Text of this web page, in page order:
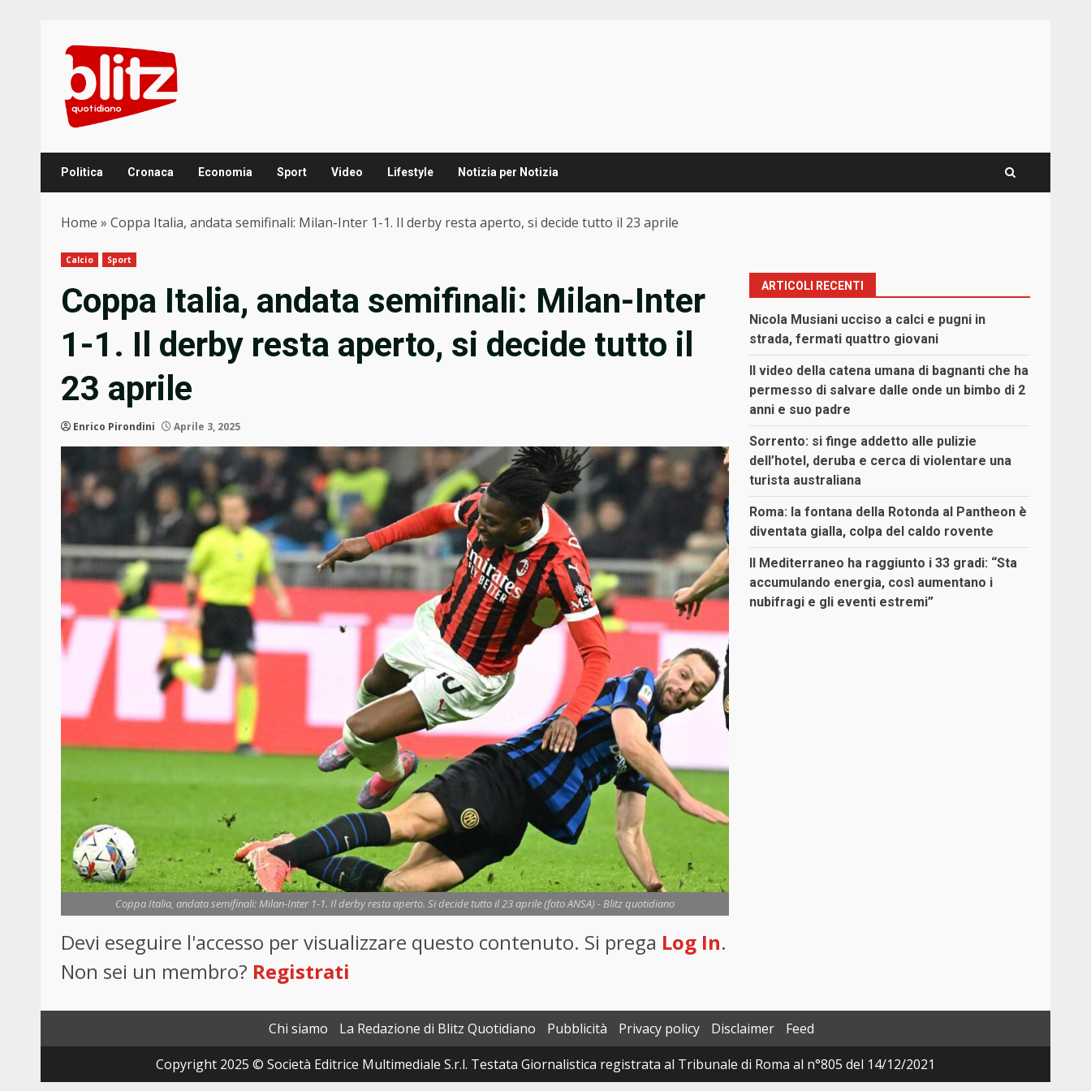
content
Politica Cronaca Economia Sport Video Lifestyle Notizia per Notizia
Home » Coppa Italia, andata semifinali: Milan-Inter 1-1. Il derby resta aperto, si decide tutto il 23 aprile
Calcio Sport
Coppa Italia, andata semifinali: Milan-Inter
1-1. Il derby resta aperto, si decide tutto il
23 aprile
Enrico Pirondini Aprile 3, 2025
Coppa Italia, andata semifinali: Milan-Inter 1-1. Il derby resta aperto. Si decide tutto il 23 aprile (foto ANSA) - Blitz quotidiano
Devi eseguire l'accesso per visualizzare questo contenuto. Si prega Log In.
Non sei un membro? Registrati
ARTICOLI RECENTI
Nicola Musiani ucciso a calci e pugni in
strada, fermati quattro giovani
Il video della catena umana di bagnanti che ha
permesso di salvare dalle onde un bimbo di 2
anni e suo padre
Sorrento: si finge addetto alle pulizie
dell’hotel, deruba e cerca di violentare una
turista australiana
Roma: la fontana della Rotonda al Pantheon è
diventata gialla, colpa del caldo rovente
Il Mediterraneo ha raggiunto i 33 gradi: “Sta
accumulando energia, così aumentano i
nubifragi e gli eventi estremi”
Chi siamo La Redazione di Blitz Quotidiano Pubblicità Privacy policy Disclaimer
Feed
Copyright 2025 © Società Editrice Multimediale S.r.l. Testata Giornalistica registrata al Tribunale di Roma al n°805 del 14/12/2021